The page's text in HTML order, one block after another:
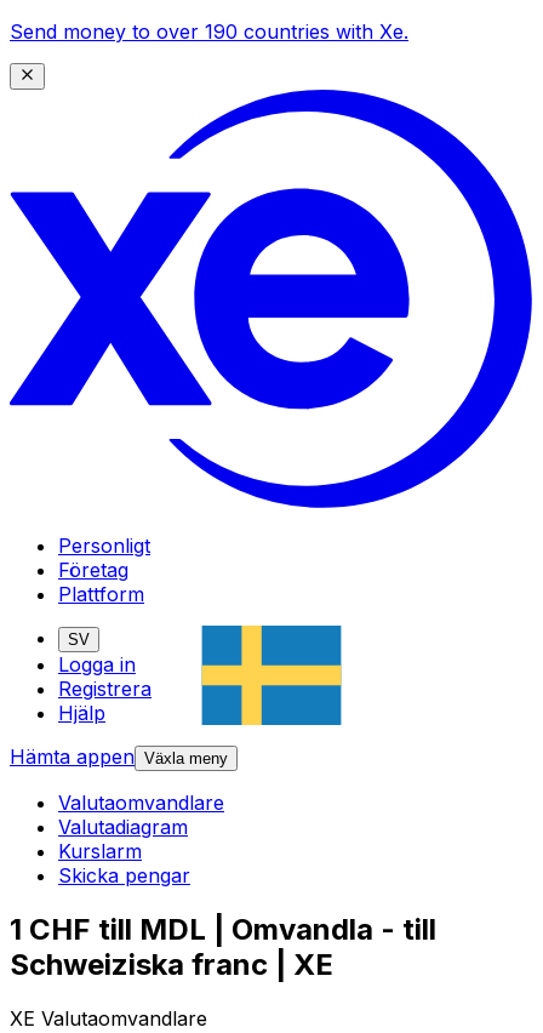
Send money to over 190 countries with Xe.
Personligt
Företag
Plattform
SV
Logga in
Registrera
Hjälp
Hämta appen Växla meny
Valutaomvandlare
Valutadiagram
Kurslarm
Skicka pengar
1 CHF till MDL | Omvandla - till
Schweiziska franc | XE
XE Valutaomvandlare